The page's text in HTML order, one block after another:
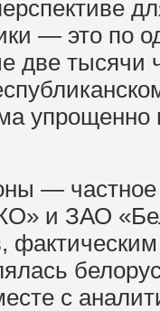
— это по
две тысячи
упрощенно
— частное
и ЗАО
с